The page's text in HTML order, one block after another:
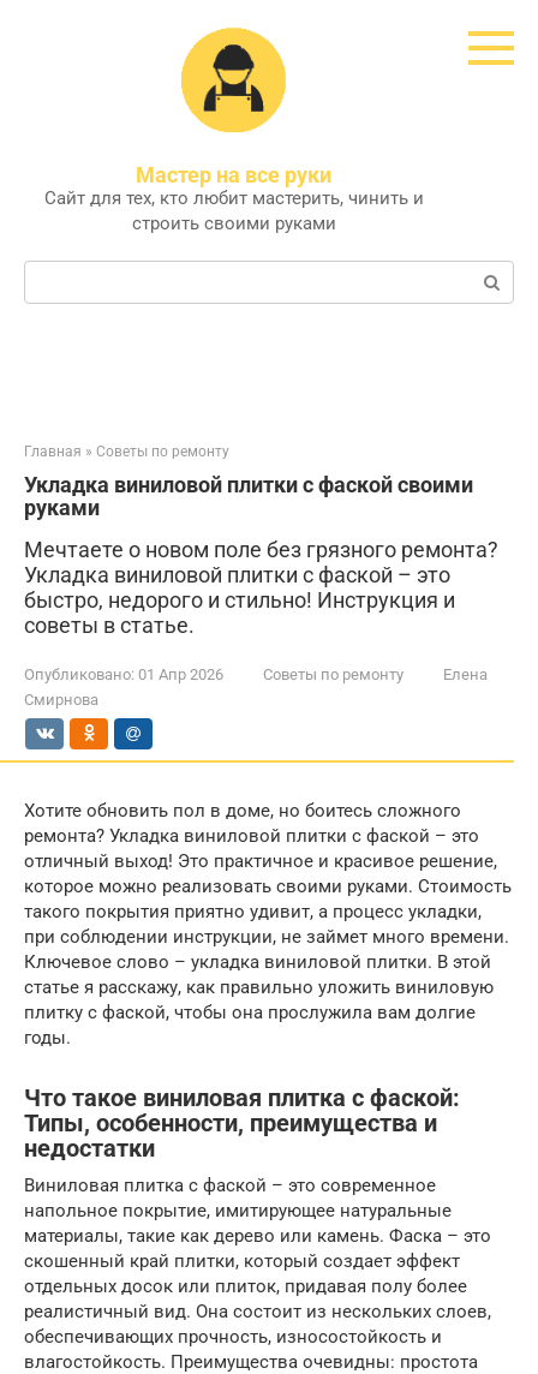
Мастер на все руки
Сайт для тех, кто любит мастерить, чинить и
строить своими руками
Поиск:
Главная » Советы по ремонту
Укладка виниловой плитки с фаской своими
руками
Мечтаете о новом поле без грязного ремонта?
Укладка виниловой плитки с фаской – это
быстро, недорого и стильно! Инструкция и
советы в статье.
Опубликовано: 01 Апр 2026 Советы по ремонту
Елена
Смирнова
Хотите обновить пол в доме, но боитесь сложного
ремонта? Укладка виниловой плитки с фаской – это
отличный выход! Это практичное и красивое решение,
которое можно реализовать своими руками. Стоимость
такого покрытия приятно удивит, а процесс укладки,
при соблюдении инструкции, не займет много времени.
Ключевое слово – укладка виниловой плитки. В этой
статье я расскажу, как правильно уложить виниловую
плитку с фаской, чтобы она прослужила вам долгие
годы.
Что такое виниловая плитка с фаской:
Типы, особенности, преимущества и
недостатки
Виниловая плитка с фаской – это современное
напольное покрытие, имитирующее натуральные
материалы, такие как дерево или камень. Фаска – это
скошенный край плитки, который создает эффект
отдельных досок или плиток, придавая полу более
реалистичный вид. Она состоит из нескольких слоев,
обеспечивающих прочность, износостойкость и
влагостойкость. Преимущества очевидны: простота